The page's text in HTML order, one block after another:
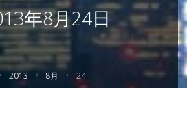
年8月24日
2013 8月 24